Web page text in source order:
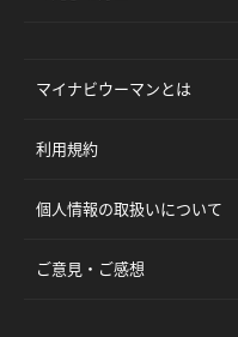
マイナビウーマンとは
利用規約
個人情報の取扱いについて
ご意見・ご感想